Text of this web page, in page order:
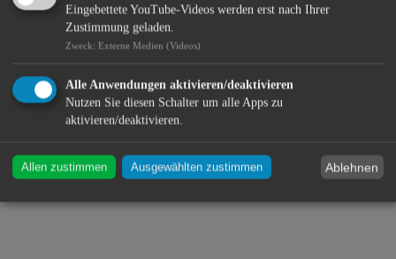
Stadtmuseum
Eingebettete YouTube-Videos werden erst nach Ihrer
Zustimmung geladen.
Zweck: Externe Medien (Videos)
Alle Anwendungen aktivieren/deaktivieren
Nutzen Sie diesen Schalter um alle Apps zu
aktivieren/deaktivieren.
Allen zustimmen Ausgewählten zustimmen Ablehnen